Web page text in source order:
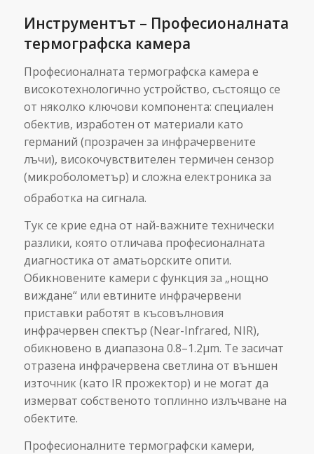
Инструментът – Професионалната
термографска камера
Професионалната термографска камера е
високотехнологично устройство, състоящо се
от няколко ключови компонента: специален
обектив, изработен от материали като
германий (прозрачен за инфрачервените
лъчи), високочувствителен термичен сензор
(микроболометър) и сложна електроника за
обработка на сигнала.
Тук се крие една от най-важните технически
разлики, която отличава професионалната
диагностика от аматьорските опити.
Обикновените камери с функция за „нощно
виждане“ или евтините инфрачервени
приставки работят в късовълновия
инфрачервен спектър (Near-Infrared, NIR),
обикновено в диапазона 0.8–1.2μm. Те засичат
отразена инфрачервена светлина от външен
източник (като IR прожектор) и не могат да
измерват собственото топлинно излъчване на
обектите.
Професионалните термографски камери,